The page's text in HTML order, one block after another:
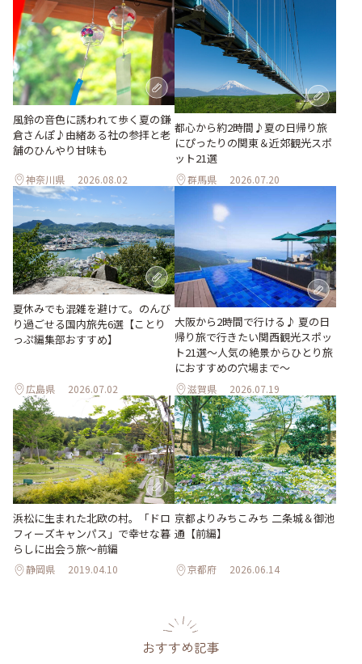
風鈴の音色に誘われて歩く夏の鎌
倉さんぽ♪由緒ある社の参拝と老
舗のひんやり甘味も
神奈川県 2026.08.02
都心から約2時間♪夏の日帰り旅
にぴったりの関東＆近郊観光スポ
ット21選
群馬県 2026.07.20
夏休みでも混雑を避けて。のんび
り過ごせる国内旅先6選【ことり
っぷ編集部おすすめ】
広島県 2026.07.02
大阪から2時間で行ける♪ 夏の日
帰り旅で行きたい関西観光スポッ
ト21選～人気の絶景からひとり旅
におすすめの穴場まで～
滋賀県 2026.07.19
浜松に生まれた北欧の村。「ドロ
フィーズキャンパス」で幸せな暮
らしに出会う旅～前編
静岡県 2019.04.10
京都よりみちこみち 二条城＆御池
通【前編】
京都府 2026.06.14
おすすめ記事